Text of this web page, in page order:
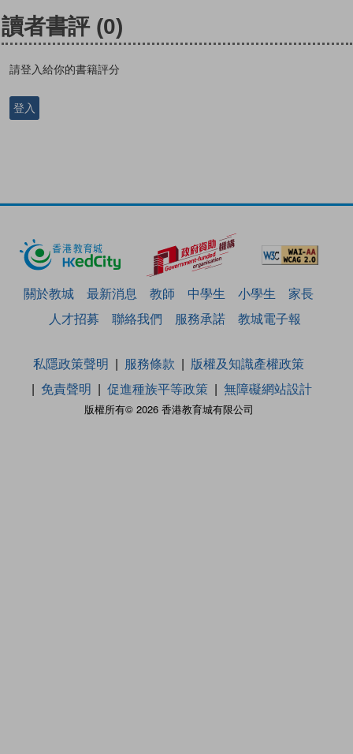
讀者書評 (0)
請登入給你的書籍評分
登入
關於教城 最新消息 教師 中學生 小學生
家長
人才招募
聯絡我們 服務承諾 教城電子報
版權所有© 2026 香港教育城有限公司
私隱政策聲明 服務條款
版權及知識產權政策
免責聲明
促進種族平等政策 無障礙網站設計